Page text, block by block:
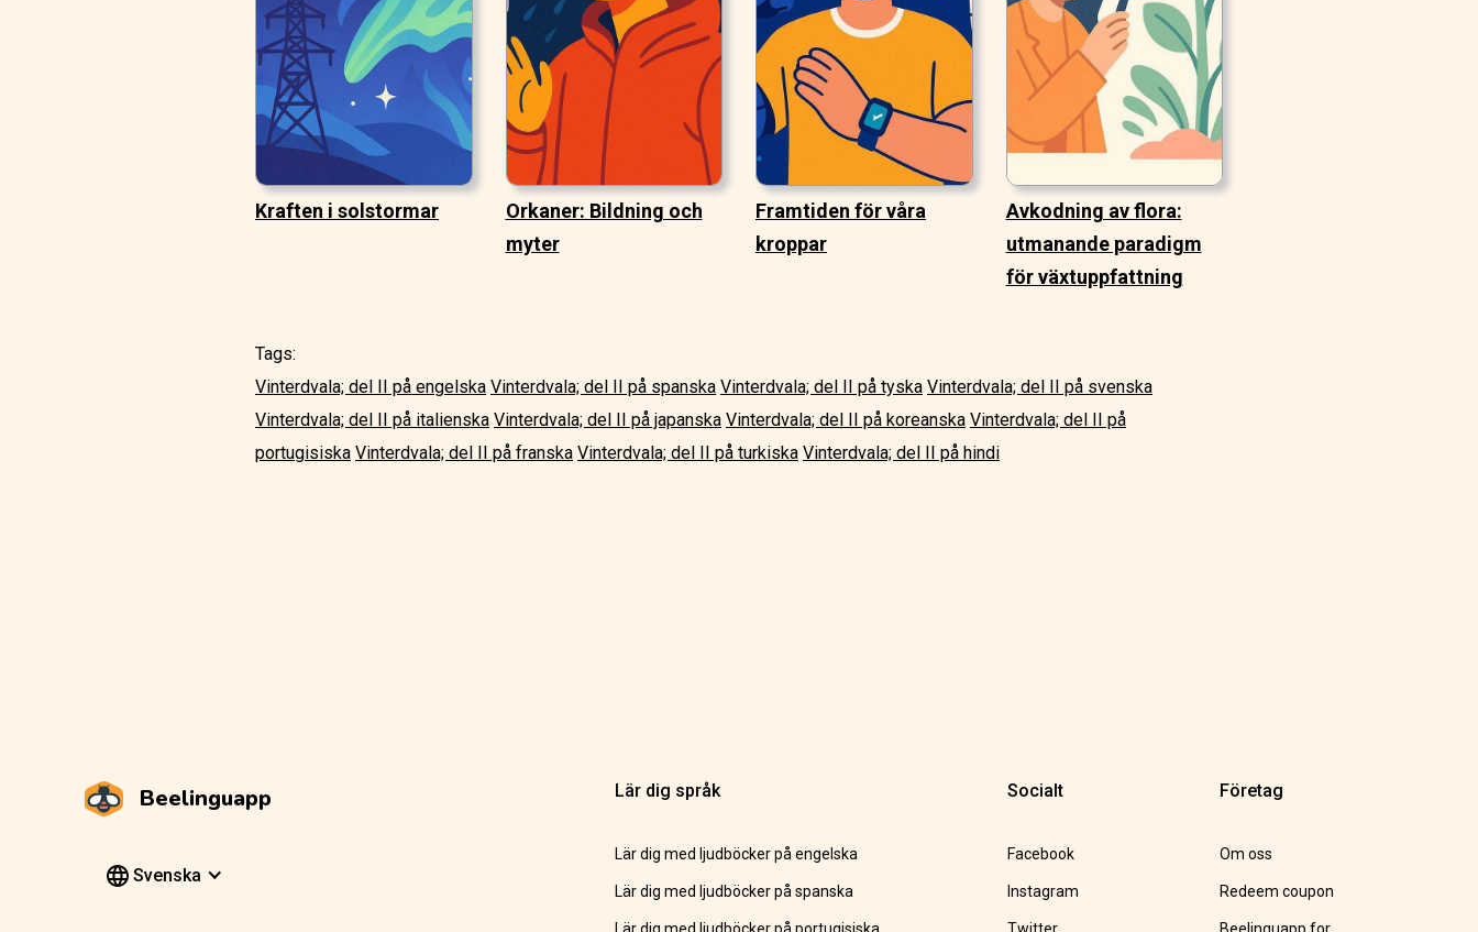
Kraften i solstormar
Orkaner: Bildning och
myter
Framtiden för våra
kroppar
Avkodning av flora:
utmanande paradigm
för växtuppfattning
Tags:
Vinterdvala; del II på engelska Vinterdvala; del II på spanska Vinterdvala; del II på tyska Vinterdvala; del II på svenska
Vinterdvala; del II på italienska Vinterdvala; del II på japanska Vinterdvala; del II på koreanska Vinterdvala; del II på
portugisiska Vinterdvala; del II på franska Vinterdvala; del II på turkiska Vinterdvala; del II på hindi
Beelinguapp
Svenska
Lär dig språk
Lär dig med ljudböcker på engelska
Lär dig med ljudböcker på spanska
Socialt
Facebook
Instagram
Företag
Om oss
Redeem coupon